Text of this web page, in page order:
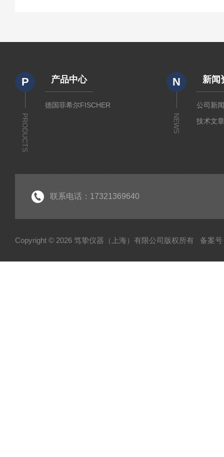
P
PRODUCTS
产品中心
德国菲希尔FISCHER
N
NEWS
新闻
公司新
技术文
联系电话：17321369640
Copyright © 2026 笃挚仪器（上海）有限公司版权所有 备案号